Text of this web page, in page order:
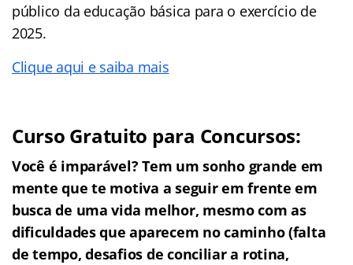
público da educação básica para o exercício de
2025.
Clique aqui e saiba mais
Curso Gratuito para Concursos:
Você é imparável? Tem um sonho grande em
mente que te motiva a seguir em frente em
busca de uma vida melhor, mesmo com as
dificuldades que aparecem no caminho (falta
de tempo, desafios de conciliar a rotina,